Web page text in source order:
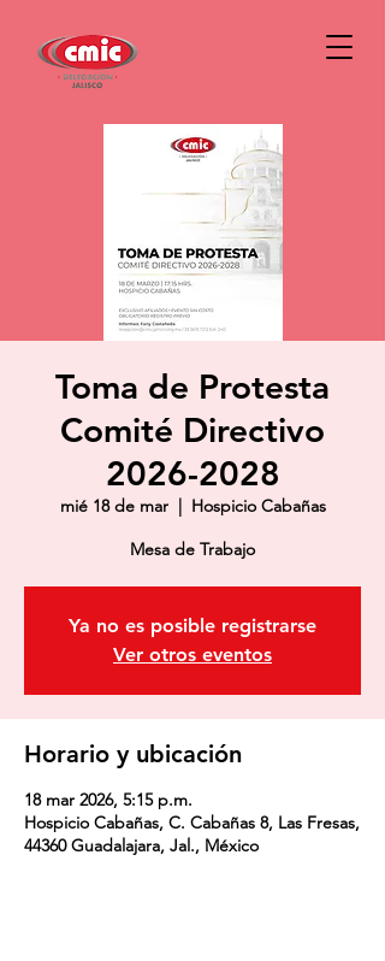
Toma de Protesta
Comité Directivo
2026-2028
mié 18 de mar
  |
Hospicio Cabañas
Mesa de Trabajo
Ya no es posible registrarse
Ver otros eventos
Horario y ubicación
18 mar 2026, 5:15 p.m.
Hospicio Cabañas, C. Cabañas 8, Las Fresas,
44360 Guadalajara, Jal., México